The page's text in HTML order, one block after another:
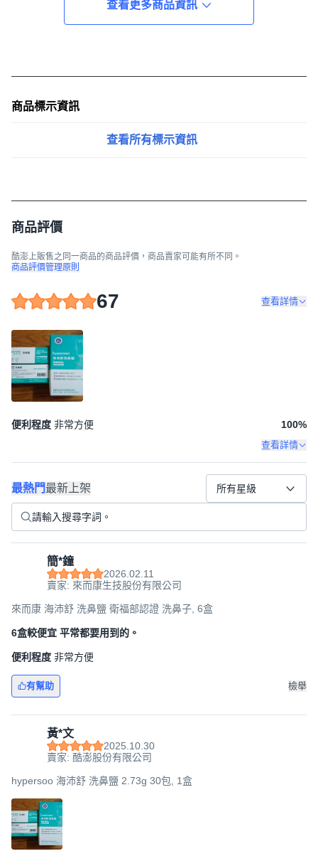
查看更多商品資訊
商品標示資訊
查看所有標示資訊
商品評價
酷澎上販售之同一商品的商品評價，商品賣家可能有所不同。
商品評價管理原則
67 查看詳情
便利程度 非常方便 100%
查看詳情
最熱門最新上架 所有星級
簡*鐘
2026.02.11
賣家: 來而康生技股份有限公司
來而康 海沛舒 洗鼻鹽 衛福部認證 洗鼻子, 6盒
6盒較便宜 平常都要用到的。
便利程度 非常方便
有幫助 檢舉
黃*文
2025.10.30
賣家: 酷澎股份有限公司
hypersoo 海沛舒 洗鼻鹽 2.73g 30包, 1盒